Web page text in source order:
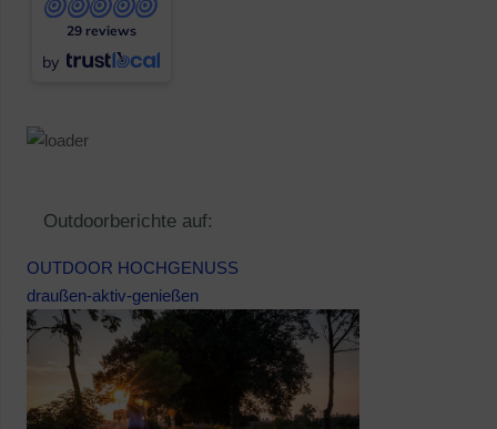
29 reviews
by
Outdoorberichte auf:
OUTDOOR HOCHGENUSS
draußen-aktiv-genießen